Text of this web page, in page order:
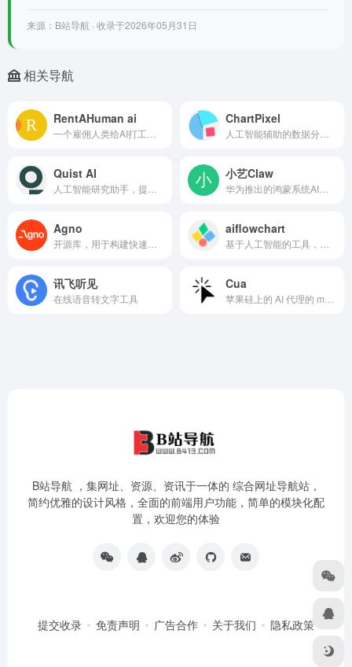
来源：B站导航 · 收录于2026年05月31日
相关导航
RentAHuman ai ChartPixel
Quist AI 小艺Claw
Agno aiflowchart
讯飞听见
在线语音转文字工具
Cua
B站导航 ，集网址、资源、资讯于一体的 综合网址导航站，
简约优雅的设计风格，全面的前端用户功能，简单的模块化配
置，欢迎您的体验
提交收录 免责声明 广告合作 关于我们 隐私政策